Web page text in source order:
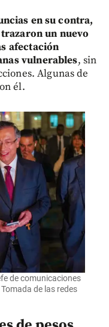
en su contra,
un nuevo
afectación
vulnerables, sin
Algunas de
él.
de comunicaciones
de las redes